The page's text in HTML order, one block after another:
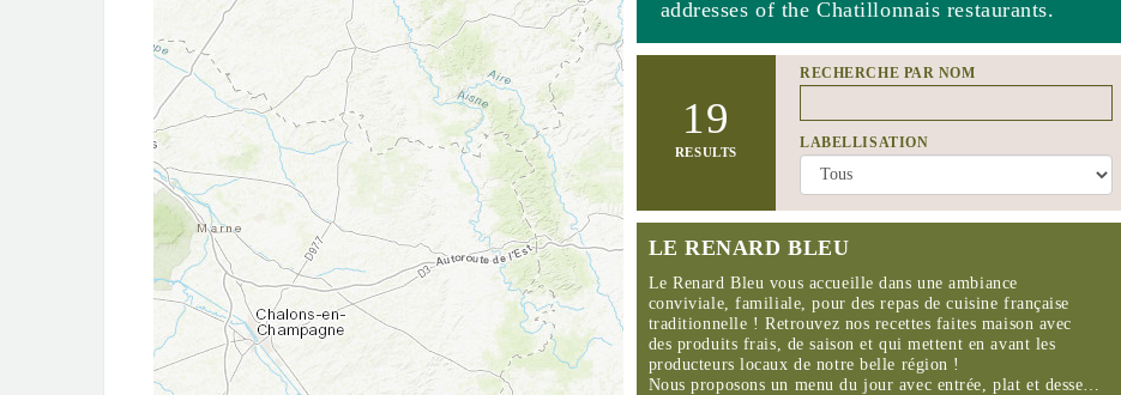
addresses of the Chatillonnais restaurants.
19
RESULTS
RECHERCHE PAR NOM
LABELLISATION
LE RENARD BLEU
Le Renard Bleu vous accueille dans une ambiance
conviviale, familiale, pour des repas de cuisine française
traditionnelle ! Retrouvez nos recettes faites maison avec
des produits frais, de saison et qui mettent en avant les
producteurs locaux de notre belle région !
Nous proposons un menu du jour avec entrée, plat et desse…